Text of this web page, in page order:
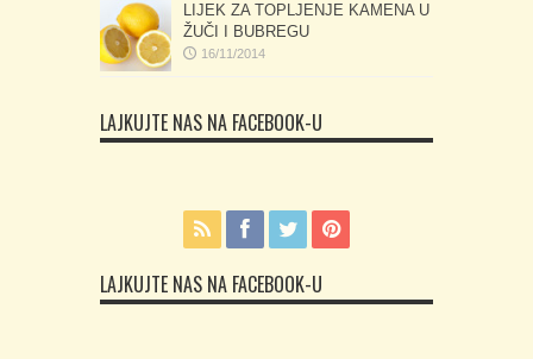
LIJEK ZA TOPLJENJE KAMENA U
ŽUČI I BUBREGU
16/11/2014
LAJKUJTE NAS NA FACEBOOK-U
LAJKUJTE NAS NA FACEBOOK-U